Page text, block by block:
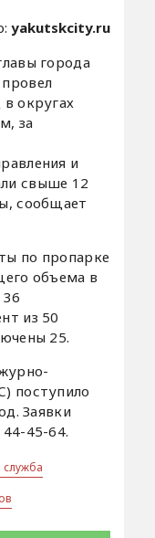
yakutskcity.ru
города
провел
округах
за
и
свыше 12
сообщает
по пропарке
объема в
из 50
25.
поступило
Заявки
45-64.
служба